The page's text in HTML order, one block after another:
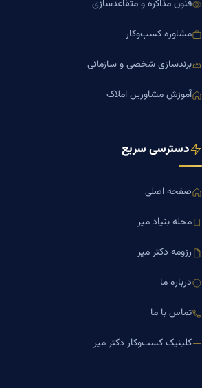
فنون مذاکره و متقاعدسازی
مشاوره کسب‌وکار
برندسازی شخصی و سازمانی
آموزش مشاورین املاک
دسترسی سریع
صفحه اصلی
مجله بنیاد میر
رزومه دکتر میر
درباره ما
تماس با ما
کلینیک کسب‌وکار دکتر میر